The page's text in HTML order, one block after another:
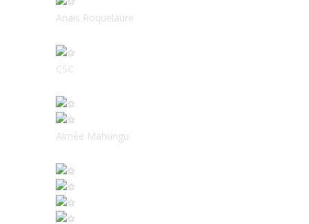
Anais Roquelaure
CSC
Aimée Mahungu